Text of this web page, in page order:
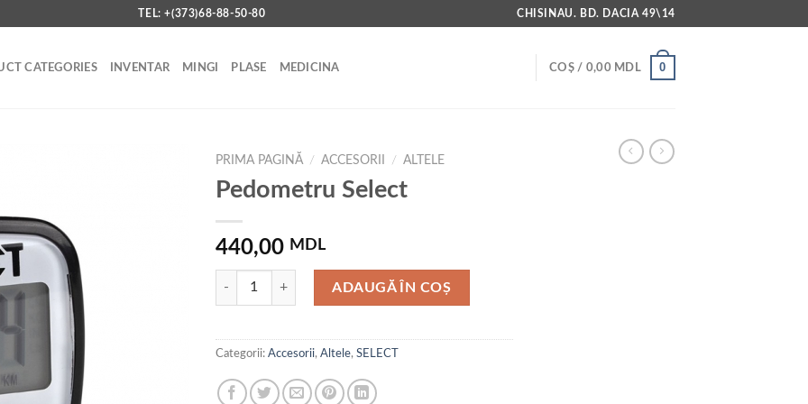
TEL: +(373)68-88-50-80 CHISINAU. BD. DACIA 49\14
CATEGORIES INVENTAR MINGI PLASE MEDICINA COȘ / 0,00 MDL 0
PRIMA PAGINĂ / ACCESORII / ALTELE
Pedometru Select
440,00 MDL
Cantitate Pedometru Select
ADAUGĂ ÎN COȘ
Categorii: Accesorii, Altele, SELECT